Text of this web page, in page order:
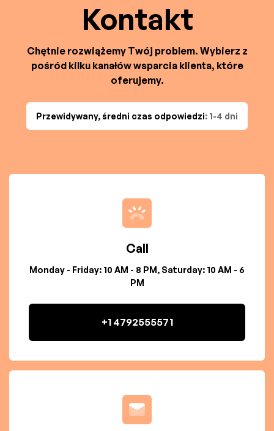
Kontakt
Chętnie rozwiążemy Twój problem. Wybierz z
pośród kilku kanałów wsparcia klienta, które
oferujemy.
Przewidywany, średni czas odpowiedzi: 1-4 dni
Call
Monday - Friday: 10 AM - 8 PM, Saturday: 10 AM - 6
PM
+1 4792555571